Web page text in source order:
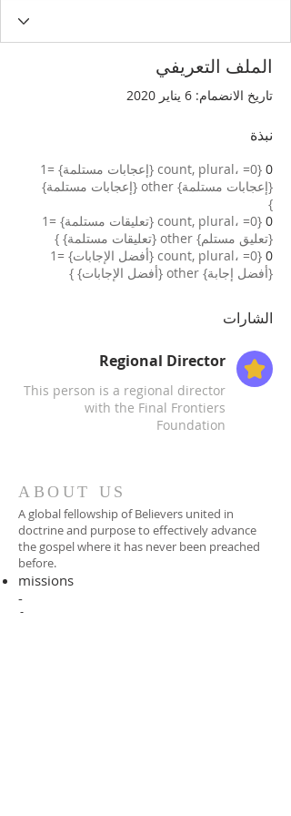
الملف التعريفي
تاريخ الانضمام: 6 يناير 2020
نبذة
0
{count, plural، =0 {إعجابات مستلمة} =1
{إعجابات مستلمة} other {إعجابات مستلمة}
}
0
{count, plural، =0 {تعليقات مستلمة} =1
{تعليق مستلم} other {تعليقات مستلمة} }
0
{count, plural، =0 {أفضل الإجابات} =1
{أفضل إجابة} other {أفضل الإجابات} }
الشارات
Regional Director
This person is a regional director
with the Final Frontiers
Foundation
ABOUT US
A global fellowship of Believers united in
doctrine and purpose to effectively advance
the gospel where it has never been preached
before.​
missions
-
foreign missionary